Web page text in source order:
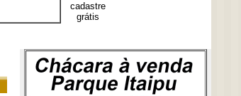
cadastre
grátis